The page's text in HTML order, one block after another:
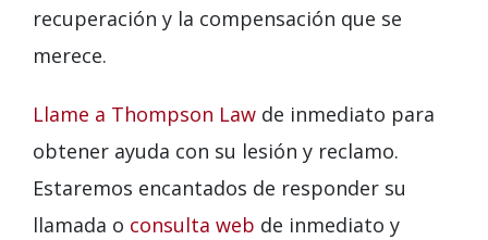
recuperación y la compensación que se
merece.
Llame a Thompson Law de inmediato para
obtener ayuda con su lesión y reclamo.
Estaremos encantados de responder su
llamada o consulta web de inmediato y